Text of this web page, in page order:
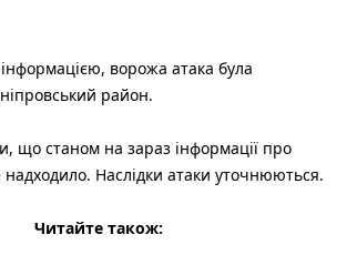
ворожа атака була
район.
що станом на зараз інформації про
Наслідки атаки уточнюються.
Читайте також: